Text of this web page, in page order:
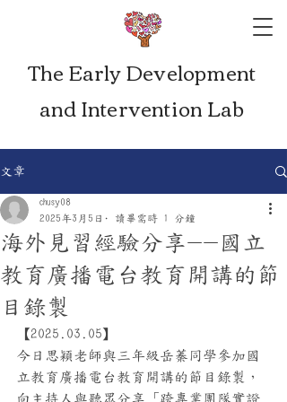
The Early Development
and Intervention Lab
文章
海外見習經驗分享--國立
教育廣播電台教育開講的節
目錄製
chusy08
2025年3月5日
讀畢需時 1 分鐘
【2025.03.05】
今日思穎老師與三年級岳蓁同學參加國
立教育廣播電台教育開講的節目錄製，
向主持人與聽眾分享「跨專業團隊實證